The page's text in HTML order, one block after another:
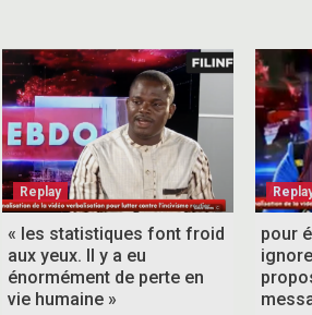
Replay
« les statistiques font froid
aux yeux. Il y a eu
énormément de perte en
vie humaine »
pour